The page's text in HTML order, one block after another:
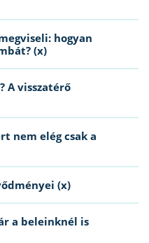
hogyan
(x)
A visszatérő
nem elég csak a
(x)
a beleinknél is